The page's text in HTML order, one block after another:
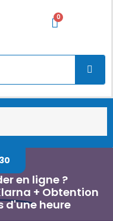
en ligne ?
+ Obtention
d'une heure